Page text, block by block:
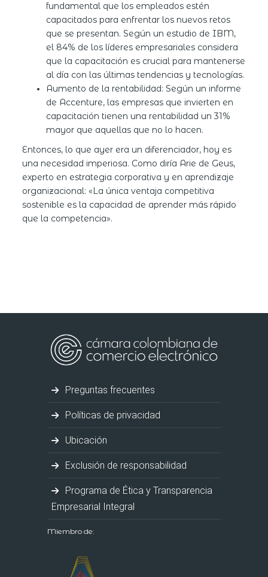
fundamental que los empleados estén
capacitados para enfrentar los nuevos retos
que se presentan. Según un estudio de IBM,
el 84% de los líderes empresariales considera
que la capacitación es crucial para mantenerse
al día con las últimas tendencias y tecnologías.
Aumento de la rentabilidad: Según un informe
de Accenture, las empresas que invierten en
capacitación tienen una rentabilidad un 31%
mayor que aquellas que no lo hacen.
Entonces, lo que ayer era un diferenciador, hoy es
una necesidad imperiosa. Como diría Arie de Geus,
experto en estrategia corporativa y en aprendizaje
organizacional: «La única ventaja competitiva
sostenible es la capacidad de aprender más rápido
que la competencia».
Preguntas frecuentes
Políticas de privacidad
Ubicación
Exclusión de responsabilidad
Programa de Ética y Transparencia
Empresarial Integral
Miembro de: